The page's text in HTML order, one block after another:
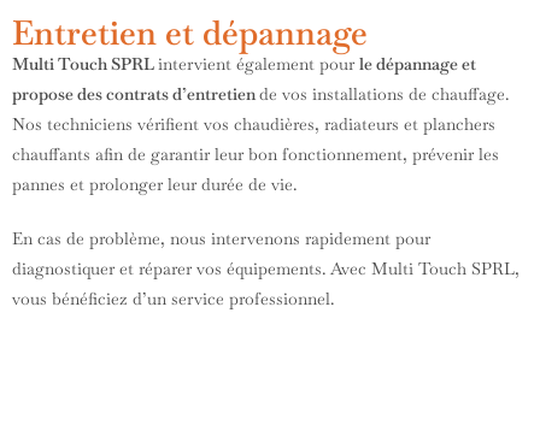
Entretien et dépannage
Multi Touch SPRLintervient également pour le dépannage et
propose des contrats d’entretiende vos installations de chauffage.
Nos techniciens vérifient vos chaudières, radiateurs et planchers
chauffants afin de garantir leur bon fonctionnement, prévenir les
pannes et prolonger leur durée de vie.
En cas de problème, nous intervenons rapidement pour
diagnostiquer et réparer vos équipements. Avec Multi Touch SPRL,
vous bénéficiez d’un service professionnel.